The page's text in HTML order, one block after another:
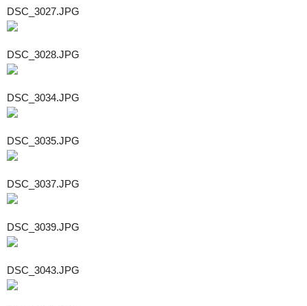
DSC_3027.JPG
DSC_3028.JPG
DSC_3034.JPG
DSC_3035.JPG
DSC_3037.JPG
DSC_3039.JPG
DSC_3043.JPG